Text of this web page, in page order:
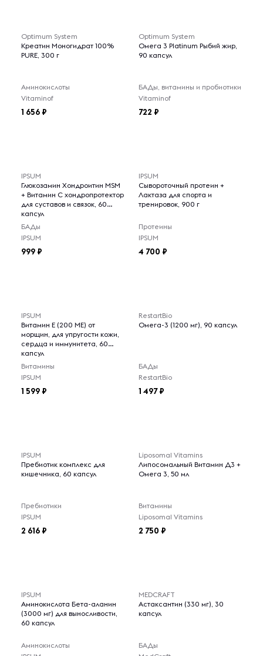
Optimum System
Креатин Моногидрат 100%
PURE, 300 г
Аминокислоты
Vitaminof
1 656
Optimum System
Омега 3 Platinum Рыбий жир,
90 капсул
БАДы, витамины и пробиотики
Vitaminof
722
IPSUM
Глюкозамин Хондроитин MSM
+ Витамин C хондропротектор
для суставов и связок, 60
капсул
БАДы
IPSUM
999
IPSUM
Сывороточный протеин +
Лактаза для спорта и
тренировок, 900 г
Протеины
IPSUM
4 700
IPSUM
Витамин Е (200 МЕ) от
морщин, для упругости кожи,
сердца и иммунитета, 60
капсул
Витамины
IPSUM
1 599
RestartBio
Омега-3 (1200 мг), 90 капсул
БАДы
RestartBio
1 497
IPSUM
Пребиотик комплекс для
кишечника, 60 капсул
Пребиотики
IPSUM
2 616
Liposomal Vitamins
Липосомальный Витамин Д3 +
Омега 3, 50 мл
Витамины
Liposomal Vitamins
2 750
IPSUM
Аминокислота Бета-аланин
(3000 мг) для выносливости,
60 капсул
Аминокислоты
MEDCRAFT
Астаксантин (330 мг), 30
капсул
БАДы